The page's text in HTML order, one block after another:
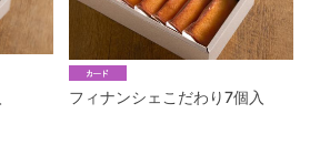
フィナンシェこだわり7個入